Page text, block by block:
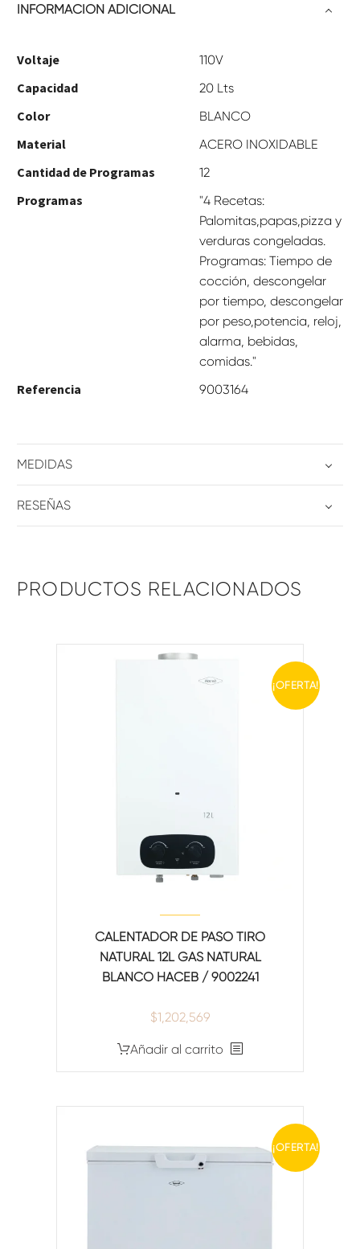
INFORMACIÓN ADICIONAL
Voltaje 110V
Capacidad 20 Lts
Color BLANCO
Material ACERO INOXIDABLE
Cantidad de Programas 12
Programas
"4 Recetas:
Palomitas,papas,pizza y
verduras congeladas.
Programas: Tiempo de
cocción, descongelar
por tiempo, descongelar
por peso,potencia, reloj,
alarma, bebidas,
comidas."
Referencia 9003164
MEDIDAS
RESEÑAS
PRODUCTOS RELACIONADOS
¡OFERTA!
CALENTADOR DE PASO TIRO
NATURAL 12L GAS NATURAL
BLANCO HACEB / 9002241
$1,202,569
Añadir al carrito
¡OFERTA!